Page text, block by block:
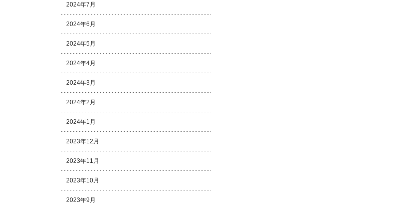
2024年7月
2024年6月
2024年5月
2024年4月
2024年3月
2024年2月
2024年1月
2023年12月
2023年11月
2023年10月
2023年9月